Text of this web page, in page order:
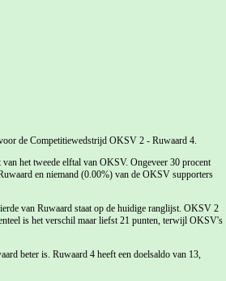
de Competitiewedstrijd OKSV 2 - Ruwaard 4.
het tweede elftal van OKSV. Ongeveer 30 procent
en niemand (0.00%) van de OKSV supporters
van Ruwaard staat op de huidige ranglijst. OKSV 2
is het verschil maar liefst 21 punten, terwijl OKSV's
beter is. Ruwaard 4 heeft een doelsaldo van 13,